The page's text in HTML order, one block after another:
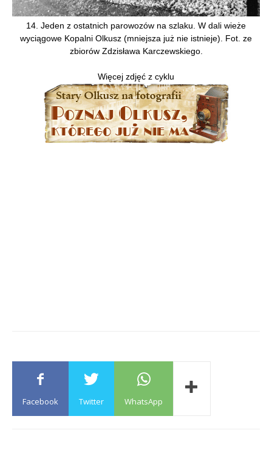
14. Jeden z ostatnich parowozów na szlaku. W dali wieże
wyciągowe Kopalni Olkusz (mniejsza już nie istnieje). Fot. ze
zbiorów Zdzisława Karczewskiego.
Więcej zdjęć z cyklu
Facebook Twitter WhatsApp